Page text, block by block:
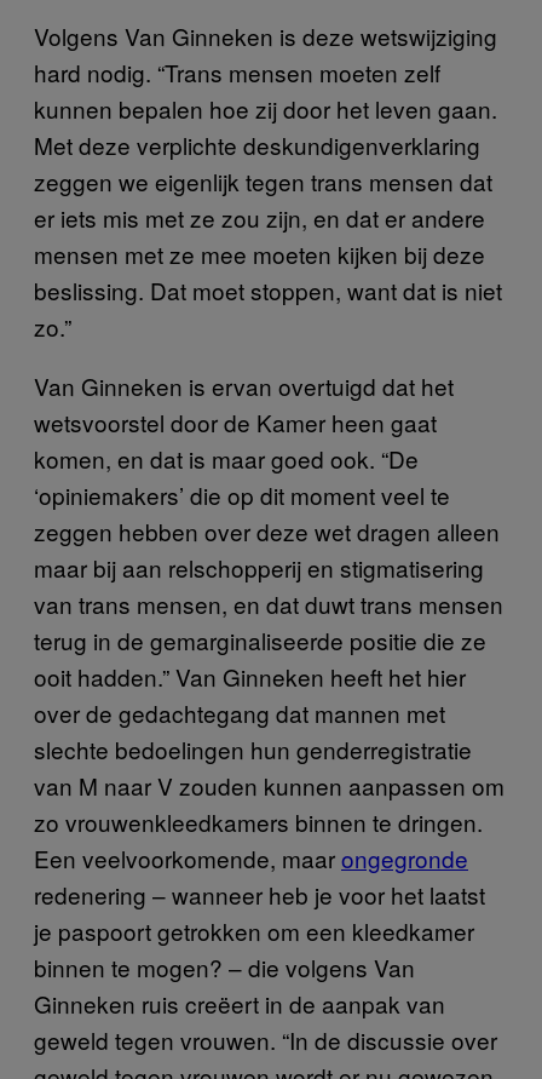
Volgens Van Ginneken is deze wetswijziging
hard nodig. “Trans mensen moeten zelf
kunnen bepalen hoe zij door het leven gaan.
Met deze verplichte deskundigenverklaring
zeggen we eigenlijk tegen trans mensen dat
er iets mis met ze zou zijn, en dat er andere
mensen met ze mee moeten kijken bij deze
beslissing. Dat moet stoppen, want dat is niet
zo.”
Van Ginneken is ervan overtuigd dat het
wetsvoorstel door de Kamer heen gaat
komen, en dat is maar goed ook. “De
‘opiniemakers’ die op dit moment veel te
zeggen hebben over deze wet dragen alleen
maar bij aan relschopperij en stigmatisering
van trans mensen, en dat duwt trans mensen
terug in de gemarginaliseerde positie die ze
ooit hadden.” Van Ginneken heeft het hier
over de gedachtegang dat mannen met
slechte bedoelingen hun genderregistratie
van M naar V zouden kunnen aanpassen om
zo vrouwenkleedkamers binnen te dringen.
Een veelvoorkomende, maarongegronde
redenering – wanneer heb je voor het laatst
je paspoort getrokken om een kleedkamer
binnen te mogen? – die volgens Van
Ginneken ruis creëert in de aanpak van
geweld tegen vrouwen. “In de discussie over